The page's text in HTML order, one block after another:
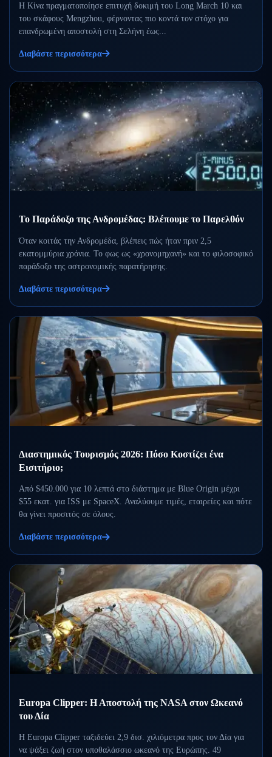
Η Κίνα πραγματοποίησε επιτυχή δοκιμή του Long March 10 και
του σκάφους Mengzhou, φέρνοντας πιο κοντά τον στόχο για
επανδρωμένη αποστολή στη Σελήνη έως...
Διαβάστε περισσότερα
Το Παράδοξο της Ανδρομέδας: Βλέπουμε το Παρελθόν
Όταν κοιτάς την Ανδρομέδα, βλέπεις πώς ήταν πριν 2,5
εκατομμύρια χρόνια. Το φως ως «χρονομηχανή» και το φιλοσοφικό
παράδοξο της αστρονομικής παρατήρησης.
Διαβάστε περισσότερα
Διαστημικός Τουρισμός 2026: Πόσο Κοστίζει ένα
Εισιτήριο;
Από $450.000 για 10 λεπτά στο διάστημα με Blue Origin μέχρι
$55 εκατ. για ISS με SpaceX. Αναλύουμε τιμές, εταιρείες και πότε
θα γίνει προσιτός σε όλους.
Διαβάστε περισσότερα
Europa Clipper: Η Αποστολή της NASA στον Ωκεανό
του Δία
Η Europa Clipper ταξιδεύει 2,9 δισ. χιλιόμετρα προς τον Δία για
να ψάξει ζωή στον υποθαλάσσιο ωκεανό της Ευρώπης. 49